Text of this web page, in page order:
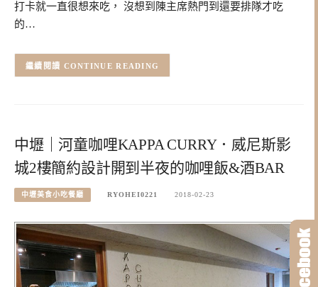
打卡就一直很想來吃， 沒想到陳主席熱門到還要排隊才吃
的…
CONTINUE READING
中壢｜河童咖哩KAPPA CURRY．威尼斯影
城2樓簡約設計開到半夜的咖哩飯&酒BAR
中壢美食小吃餐廳 RYOHEI0221 2018-02-23